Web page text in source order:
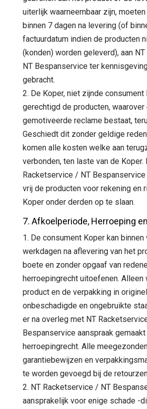
uiterlijk waarneembaar zijn,
binnen 7 dagen na levering (of
factuurdatum indien de producten
(konden) worden geleverd), aan
NT Bespanservice ter
gebracht.
2. De Koper, niet zijnde consument
gerechtigd de producten, waarover
gemotiveerde reclame bestaat,
Geschiedt dit zonder geldige
komen alle kosten welke aan
verbonden, ten laste van de Koper.
Racketservice / NT
vrij de producten voor rekening en
Koper onder derden op te slaan.
7. Afkoelperiode, Herroeping
1. De consument Koper kan
werkdagen na aflevering van het
boete en zonder opgaaf van
herroepingrecht uitoefenen. Alleen
product en de verpakking in
onbeschadigde en ongebruikte
er na overleg met NT
Bespanservice aanspraak
herroepingrecht. Alle
garantiebewijzen en
te worden gevoegd bij de
2. NT Racketservice / NT
aansprakelijk voor enige schade -